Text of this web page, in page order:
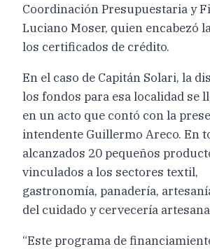
Coordinación Presupuestaria y
Luciano Moser, quien encabezó
los certificados de crédito.
En el caso de Capitán Solari, la
los fondos para esa localidad se
en un acto que contó con la
intendente Guillermo Areco. En
alcanzados 20 pequeños
vinculados a los sectores textil,
gastronomía, panadería,
del cuidado y cervecería
“Este programa de